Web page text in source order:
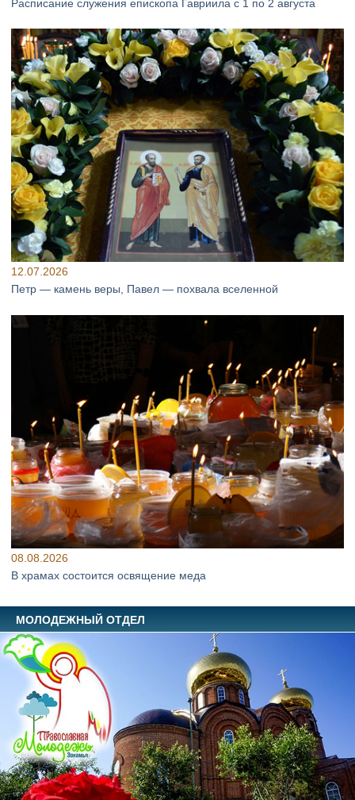
Расписание служения епископа Гавриила с 1 по 2 августа
12.07.2026
Петр — камень веры, Павел — похвала вселенной
08.08.2026
В храмах состоится освящение меда
МОЛОДЕЖНЫЙ ОТДЕЛ